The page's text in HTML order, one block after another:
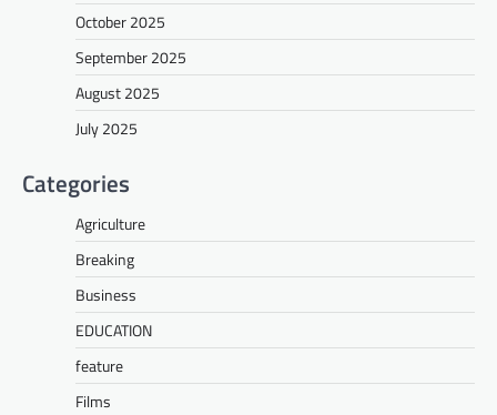
October 2025
September 2025
August 2025
July 2025
Categories
Agriculture
Breaking
Business
EDUCATION
feature
Films